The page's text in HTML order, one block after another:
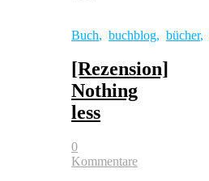
Buch, buchblog, bücher,
[Rezension]
Nothing
less
0
Kommentare